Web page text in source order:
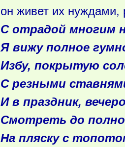
он живет их нуждами,
С отрадой многим
Я вижу полное
Избу, покрытую
С резными
И в праздник,
Смотреть до
На пляску с